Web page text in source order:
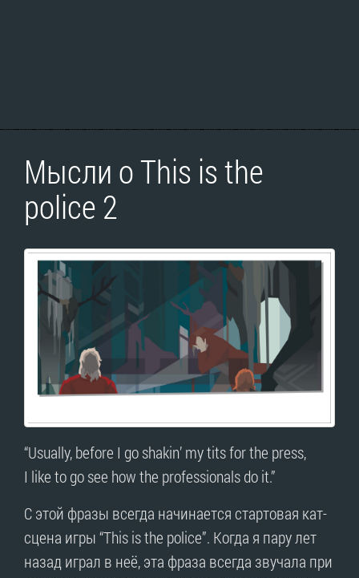
Мысли о This is the
police 2
“Usually, before I go shakin’ my tits for the press,
I like to go see how the professionals do it.”
С этой фразы всегда начинается стартовая кат-
сцена игры “This is the police”. Когда я пару лет
назад играл в неё, эта фраза всегда звучала при